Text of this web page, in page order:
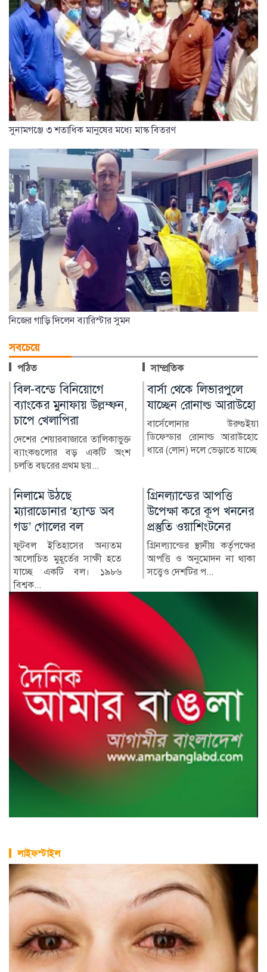
সুনামগঞ্জে ৩ শতাধিক মানুষের মধ্যে মাস্ক বিতরণ
নিজের গাড়ি দিলেন ব্যারিস্টার সুমন
সবচেয়ে
পঠিত সাম্প্রতিক
বার্সা থেকে লিভারপুলে
যাচ্ছেন রোনাল্ড আরাউহো
বার্সেলোনার উরুগুইয়ান
ডিফেন্ডার রোনাল্ড আরাউহোকে
ধারে (লোন) দলে ভেড়াতে যাচ্ছে...
চিকিৎসক নিরাপদ
থাকলেই বদলাবে
স্বাস্থ্যসেবার চিত্র
বাংলাদেশের স্বাস্থ্য খাতে গত
কয়েক দশকে উল্লেখযোগ্য
গ্রিনল্যান্ডের আপত্তি
উপেক্ষা করে কূপ খননের
প্রস্তুতি ওয়াশিংটনের
গ্রিনল্যান্ডের স্থানীয় কর্তৃপক্ষের
আপত্তি ও অনুমোদন না থাকা
সত্ত্বেও দেশটির প...
রাশিয়া-ইউক্রেন
পাল্টাপাল্টি হামলায়
নিহত ৩, আহত ১০
রাশিয়া ও ইউক্রেনের মধ্যে
শনিবার রাতভর পাল্টাপাল্টি
হামলায় অন্তত তিনজন নিহত
লাইফস্টাইল